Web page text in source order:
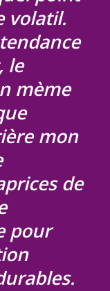
volatil.
le
mème
mon
de
pour